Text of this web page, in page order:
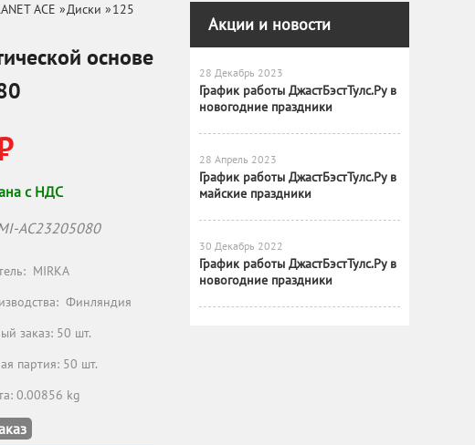
ACE »Диски »125
основе
с НДС
AC23205080
MIRKA
Финляндия
заказ: 50 шт.
партия: 50 шт.
0.00856 kg
Акции и новости
28 Декабрь 2023
График работы ДжастБэстТулс.Ру в
новогодние праздники
28 Апрель 2023
График работы ДжастБэстТулс.Ру в
майские праздники
30 Декабрь 2022
График работы ДжастБэстТулс.Ру в
новогодние праздники